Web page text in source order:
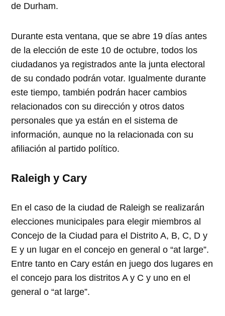
de Durham.
Durante esta ventana, que se abre 19 días antes
de la elección de este 10 de octubre, todos los
ciudadanos ya registrados ante la junta electoral
de su condado podrán votar. Igualmente durante
este tiempo, también podrán hacer cambios
relacionados con su dirección y otros datos
personales que ya están en el sistema de
información, aunque no la relacionada con su
afiliación al partido político.
Raleigh y Cary
En el caso de la ciudad de Raleigh se realizarán
elecciones municipales para elegir miembros al
Concejo de la Ciudad para el Distrito A, B, C, D y
E y un lugar en el concejo en general o “at large”.
Entre tanto en Cary están en juego dos lugares en
el concejo para los distritos A y C y uno en el
general o “at large”.